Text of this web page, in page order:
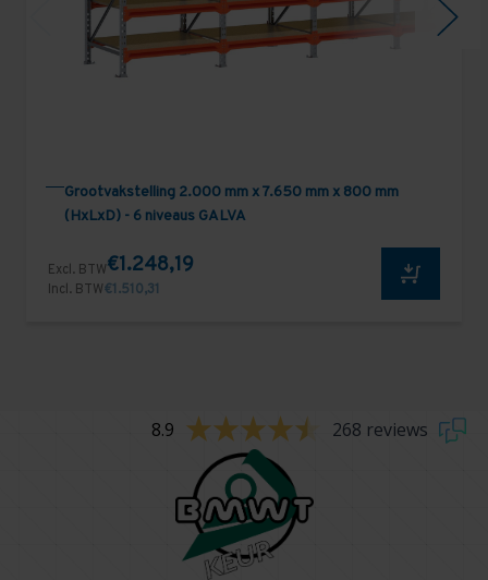
Grootvakstelling 2.000 mm x 7.650 mm x 800 mm
(HxLxD) - 6 niveaus GALVA
Excl. BTW€1.248,19
Incl. BTW€1.510,31
8.9 268 reviews